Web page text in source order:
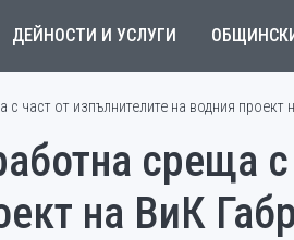
ДЕЙНОСТИ И УСЛУГИ
част от изпълнителите на водния проект
среща с
на ВиК